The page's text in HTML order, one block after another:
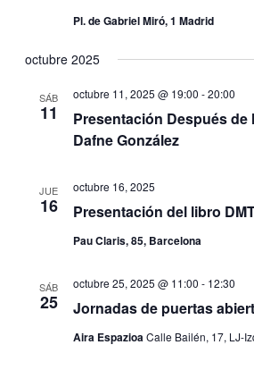
Pl. de Gabriel Miró, 1 Madrid
octubre 2025
SÁB
11
Presentación Después de
Dafne González
octubre 11, 2025 @ 19:00 -20:00
JUE
16 Presentación del libro
octubre 16, 2025
Pau Claris, 85, Barcelona
SÁB
25 Jornadas de puertas
octubre 25, 2025 @ 11:00 - 12:30
Aira EspazioaCalle Bailén, 17, LJ-